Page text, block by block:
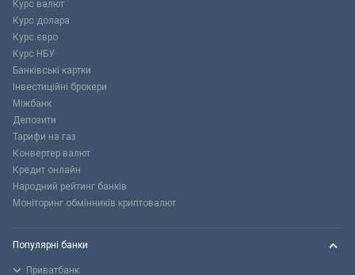
Курс валют
Курс долара
Курс євро
Курс НБУ
Банківські картки
Інвестиційні брокери
Міжбанк
Депозити
Тарифи на газ
Конвертер валют
Кредит онлайн
Народний рейтинг банків
Моніторинг обмінників криптовалют
Популярні банки
Приватбанк